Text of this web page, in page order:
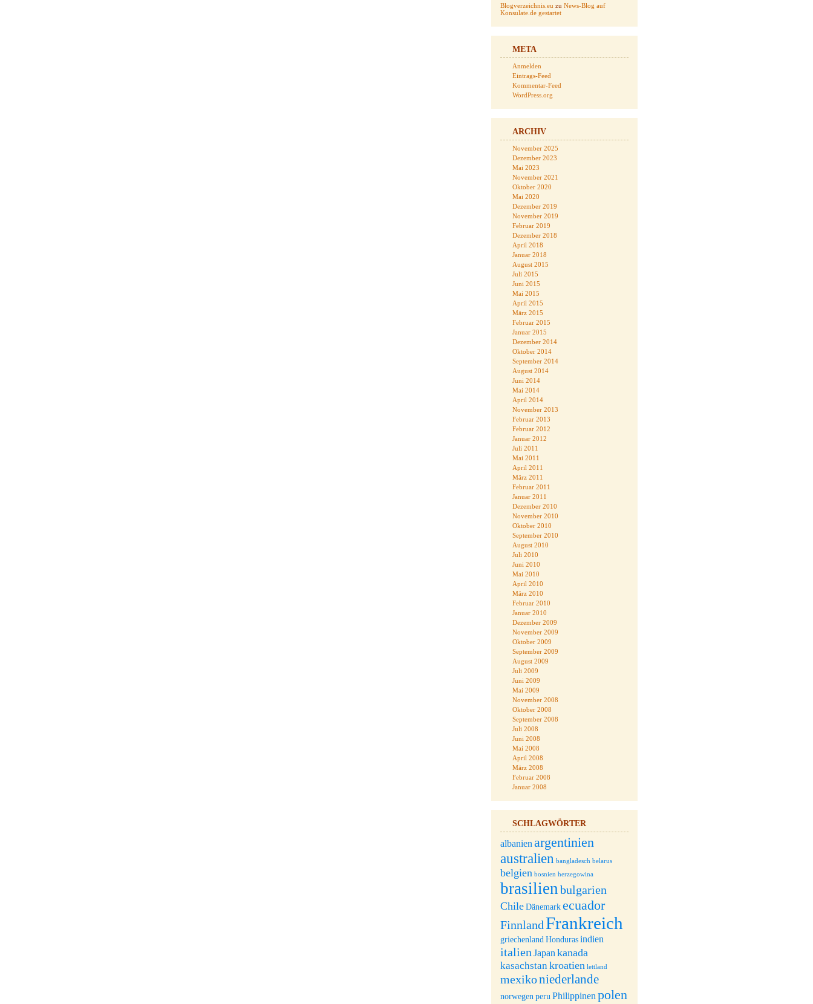
Blogverzeichnis.eu zu News-Blog auf
Konsulate.de gestartet
META
Anmelden
Eintrags-Feed
Kommentar-Feed
WordPress.org
ARCHIV
November 2025
Dezember 2023
Mai 2023
November 2021
Oktober 2020
Mai 2020
Dezember 2019
November 2019
Februar 2019
Dezember 2018
April 2018
Januar 2018
August 2015
Juli 2015
Juni 2015
Mai 2015
April 2015
März 2015
Februar 2015
Januar 2015
Dezember 2014
Oktober 2014
September 2014
August 2014
Juni 2014
Mai 2014
April 2014
November 2013
Februar 2013
Februar 2012
Januar 2012
Juli 2011
Mai 2011
April 2011
März 2011
Februar 2011
Januar 2011
Dezember 2010
November 2010
Oktober 2010
September 2010
August 2010
Juli 2010
Juni 2010
Mai 2010
April 2010
März 2010
Februar 2010
Januar 2010
Dezember 2009
November 2009
Oktober 2009
September 2009
August 2009
Juli 2009
Juni 2009
Mai 2009
November 2008
Oktober 2008
September 2008
Juli 2008
Juni 2008
Mai 2008
April 2008
März 2008
Februar 2008
Januar 2008
SCHLAGWÖRTER
albanien argentinien
australien bangladesch belarus
belgien bosnien herzegowina
brasilienbulgarien
Chile Dänemark ecuador
Finnland Frankreich
griechenland Honduras indien
italien Japan kanada
kasachstankroatien lettland
mexikoniederlande
norwegen peru Philippinen polen